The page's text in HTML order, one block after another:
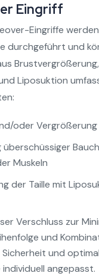
Eingriff
Eingriffe
durchgeführt und
Liposuktion
oder
überschüssiger
Muskeln
der Taille mit
Verschluss zur
und
und
individuell angepasst.